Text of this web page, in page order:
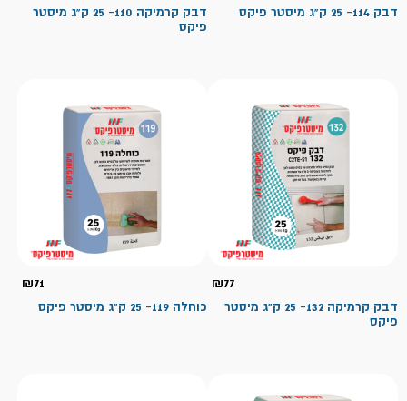
דבק 114- 25 ק"ג מיסטר פיקס
דבק קרמיקה 110- 25 ק"ג מיסטר
פיקס
₪77
דבק קרמיקה 132- 25 ק"ג מיסטר
פיקס
₪71
כוחלה 119- 25 ק"ג מיסטר פיקס